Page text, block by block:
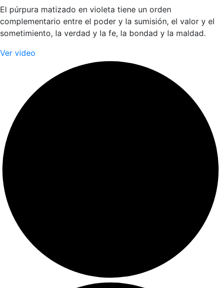
El púrpura matizado en violeta tiene un orden
complementario entre el poder y la sumisión, el valor y el
sometimiento, la verdad y la fe, la bondad y la maldad.
Ver video